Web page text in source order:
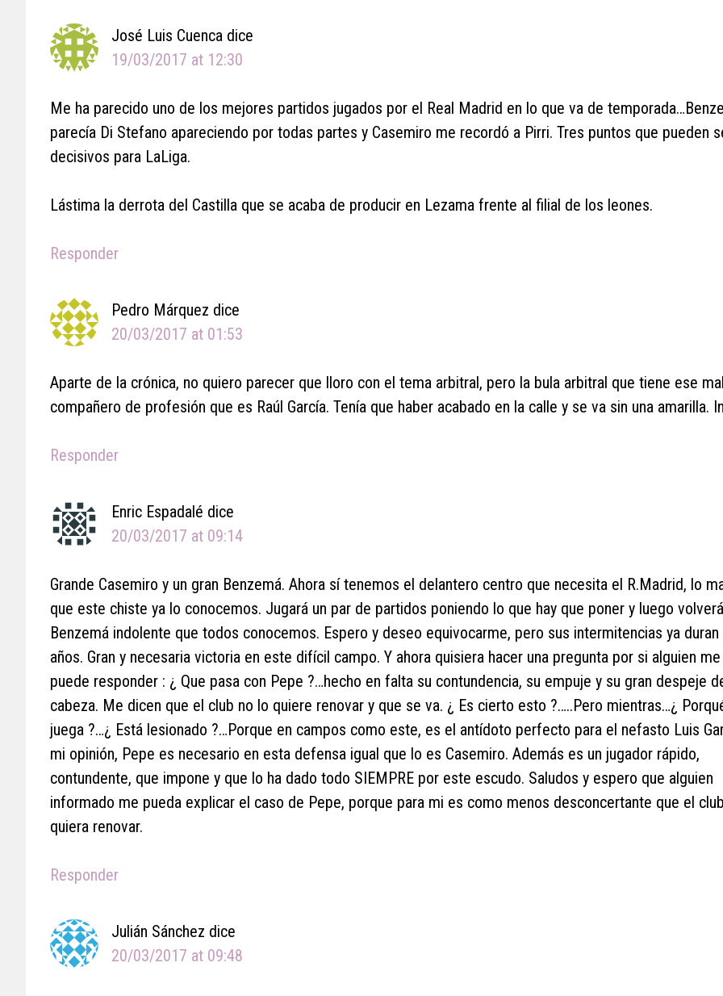
José Luis Cuenca dice
19/03/2017 at 12:30
Me ha parecido uno de los mejores partidos jugados por el Real Madrid en lo que va de
parecía Di Stefano apareciendo por todas partes y Casemiro me recordó a Pirri. Tres puntos que pueden
decisivos para LaLiga.
Lástima la derrota del Castilla que se acaba de producir en Lezama frente al filial de los leones.
Responder
Pedro Márquez dice
20/03/2017 at 01:53
Aparte de la crónica, no quiero parecer que lloro con el tema arbitral, pero la bula arbitral que tiene ese
compañero de profesión que es Raúl García. Tenía que haber acabado en la calle y se va sin una amarilla.
Responder
Enric Espadalé dice
20/03/2017 at 09:14
Grande Casemiro y un gran Benzemá. Ahora sí tenemos el delantero centro que necesita el R.Madrid, lo
que este chiste ya lo conocemos. Jugará un par de partidos poniendo lo que hay que poner y luego
Benzemá indolente que todos conocemos. Espero y deseo equivocarme, pero sus intermitencias ya duran
años. Gran y necesaria victoria en este difícil campo. Y ahora quisiera hacer una pregunta por si alguien
puede responder : ¿ Que pasa con Pepe ?…hecho en falta su contundencia, su empuje y su gran despeje
cabeza. Me dicen que el club no lo quiere renovar y que se va. ¿ Es cierto esto ?…..Pero mientras…¿
juega ?…¿ Está lesionado ?…Porque en campos como este, es el antídoto perfecto para el nefasto Luis
mi opinión, Pepe es necesario en esta defensa igual que lo es Casemiro. Además es un jugador rápido,
contundente, que impone y que lo ha dado todo SIEMPRE por este escudo. Saludos y espero que alguien
informado me pueda explicar el caso de Pepe, porque para mi es como menos desconcertante que el
quiera renovar.
Responder
Julián Sánchez dice
20/03/2017 at 09:48